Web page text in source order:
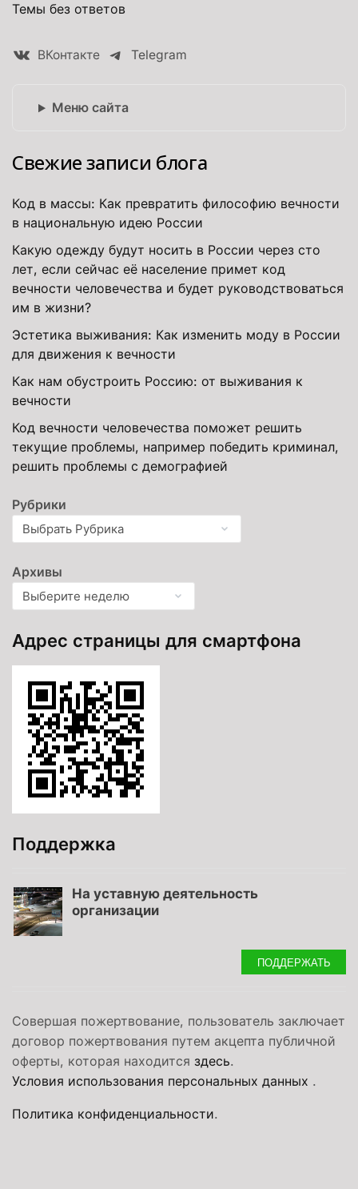
Темы без ответов
ВКонтакте Telegram
Меню сайта
Свежие записи блога
Код в массы: Как превратить философию вечности
в национальную идею России
Какую одежду будут носить в России через сто
лет, если сейчас её население примет код
вечности человечества и будет руководствоваться
им в жизни?
Эстетика выживания: Как изменить моду в России
для движения к вечности
Как нам обустроить Россию: от выживания к
вечности
Код вечности человечества поможет решить
текущие проблемы, например победить криминал,
решить проблемы с демографией
Рубрики
Архивы
Адрес страницы для смартфона
Поддержка
На уставную деятельность
организации
ПОДДЕРЖАТЬ
Совершая пожертвование, пользователь заключает
договор пожертвования путем акцепта публичной
оферты, которая находится здесь.
Условия использования персональных данных .
Политика конфиденциальности.